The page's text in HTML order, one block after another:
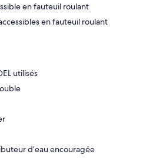
en fauteuil roulant
en fauteuil roulant
utilisés
d’eau encouragée